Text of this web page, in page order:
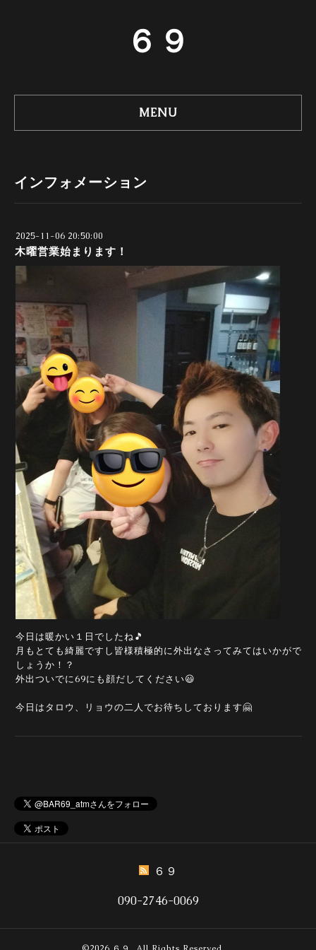
６９
MENU
インフォメーション
2025-11-06 20:50:00
木曜営業始まります！
今日は暖かい１日でしたね🎵
月もとても綺麗ですし皆様積極的に外出なさってみてはいかがで
しょうか！？
外出ついでに69にも顔だしてください😃
今日はタロウ、リョウの二人でお待ちしております🤗
６９
090-2746-0069